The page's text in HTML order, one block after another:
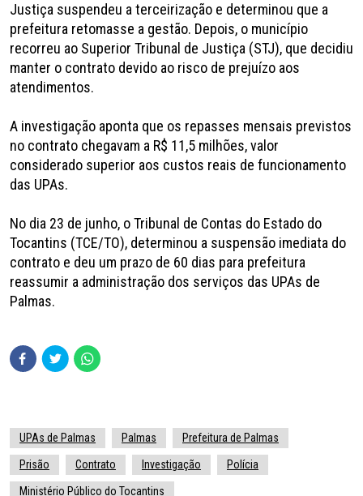
Justiça suspendeu a terceirização e determinou que a
prefeitura retomasse a gestão. Depois, o município
recorreu ao Superior Tribunal de Justiça (STJ), que decidiu
manter o contrato devido ao risco de prejuízo aos
atendimentos.
A investigação aponta que os repasses mensais previstos
no contrato chegavam a R$ 11,5 milhões, valor
considerado superior aos custos reais de funcionamento
das UPAs.
No dia 23 de junho, o Tribunal de Contas do Estado do
Tocantins (TCE/TO), determinou a suspensão imediata do
contrato e deu um prazo de 60 dias para prefeitura
reassumir a administração dos serviços das UPAs de
Palmas.
UPAs de Palmas Palmas Prefeitura de Palmas
Prisão Contrato Investigação Polícia
Ministério Público do Tocantins